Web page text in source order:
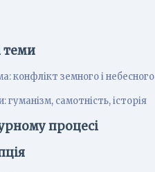
теми
конфлікт земного і небесного
гуманізм, самотність, історія
процесі